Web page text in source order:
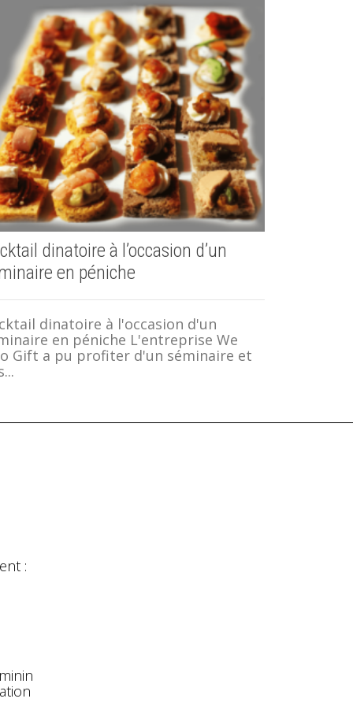
dinatoire à l’occasion d’un
en péniche
dinatoire à l'occasion d'un
en péniche L'entreprise We
Gift a pu profiter d'un séminaire et
: